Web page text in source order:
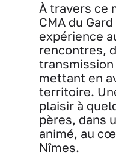
À travers ce
CMA du
expérience
rencontres,
mettant en
territoire.
plaisir à
pères, dans
animé, au
Nîmes.